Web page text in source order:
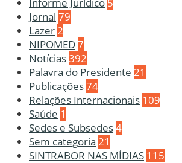
Jornal 79
Lazer 2
NIPOMED7
Notícias392
Palavra do Presidente 21
Publicações74
Relações Internacionais 109
Saúde 1
Sedes e Subsedes4
Sem categoria 21
SINTRABOR NAS MÍDIAS 115